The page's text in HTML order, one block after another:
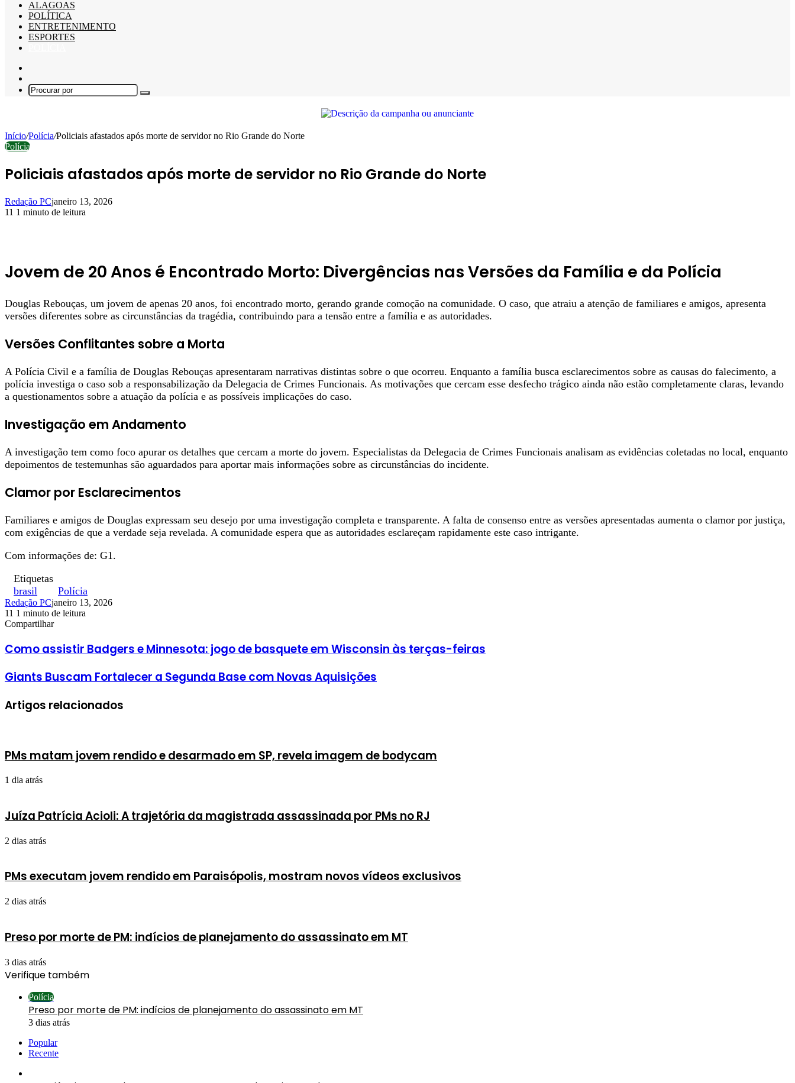
ALAGOAS
POLÍTICA
ENTRETENIMENTO
ESPORTES
skin
Procurar
Início/Polícia/Policiais afastados após morte de servidor no Rio Grande do Norte
Polícia
Policiais afastados após morte de servidor no Rio Grande do Norte
Redação PCjaneiro 13, 2026
11 1 minuto de leitura
Jovem de 20 Anos é Encontrado Morto: Divergências nas Versões da Família e da Polícia
Douglas Rebouças, um jovem de apenas 20 anos, foi encontrado morto, gerando grande comoção na comunidade. O caso, que atraiu a atenção de familiares e amigos, apresenta
versões diferentes sobre as circunstâncias da tragédia, contribuindo para a tensão entre a família e as autoridades.
Versões Conflitantes sobre a Morta
A Polícia Civil e a família de Douglas Rebouças apresentaram narrativas distintas sobre o que ocorreu. Enquanto a família busca esclarecimentos sobre as causas do falecimento, a
polícia investiga o caso sob a responsabilização da Delegacia de Crimes Funcionais. As motivações que cercam esse desfecho trágico ainda não estão completamente claras, levando
a questionamentos sobre a atuação da polícia e as possíveis implicações do caso.
Investigação em Andamento
A investigação tem como foco apurar os detalhes que cercam a morte do jovem. Especialistas da Delegacia de Crimes Funcionais analisam as evidências coletadas no local, enquanto
depoimentos de testemunhas são aguardados para aportar mais informações sobre as circunstâncias do incidente.
Clamor por Esclarecimentos
Familiares e amigos de Douglas expressam seu desejo por uma investigação completa e transparente. A falta de consenso entre as versões apresentadas aumenta o clamor por justiça,
com exigências de que a verdade seja revelada. A comunidade espera que as autoridades esclareçam rapidamente este caso intrigante.
Com informações de: G1.
Etiquetas
brasil
Polícia
Redação PCjaneiro 13, 2026
11 1 minuto de leitura
Facebook
X
Linkedin
Pinterest
WhatsApp
Telegram
Compartilhar
Como assistir Badgers e Minnesota: jogo de basquete em Wisconsin às terças-feiras
Giants Buscam Fortalecer a Segunda Base com Novas Aquisições
Artigos relacionados
PMs matam jovem rendido e desarmado em SP, revela imagem de bodycam
1 dia atrás
Juíza Patrícia Acioli: A trajetória da magistrada assassinada por PMs no RJ
2 dias atrás
PMs executam jovem rendido em Paraisópolis, mostram novos vídeos exclusivos
2 dias atrás
Preso por morte de PM: indícios de planejamento do assassinato em MT
3 dias atrás
Verifique também
Polícia
Preso por morte de PM: indícios de planejamento do assassinato em MT
3 dias atrás
Popular
Recente